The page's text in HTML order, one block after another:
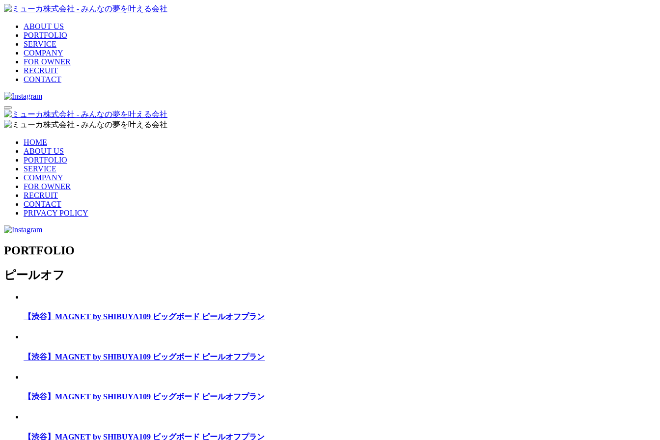
ABOUT US
PORTFOLIO
SERVICE
COMPANY
FOR OWNER
RECRUIT
CONTACT
HOME
ABOUT US
PORTFOLIO
SERVICE
COMPANY
FOR OWNER
RECRUIT
CONTACT
PRIVACY POLICY
PORTFOLIO
ピールオフ
【渋谷】MAGNET by SHIBUYA109 ビッグボード ピールオフプラン
【渋谷】MAGNET by SHIBUYA109 ビッグボード ピールオフプラン
【渋谷】MAGNET by SHIBUYA109 ビッグボード ピールオフプラン
【渋谷】MAGNET by SHIBUYA109 ビッグボード ピールオフプラン